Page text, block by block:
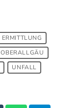
ERMITTLUNG
OBERALLGÄU
UNFALL